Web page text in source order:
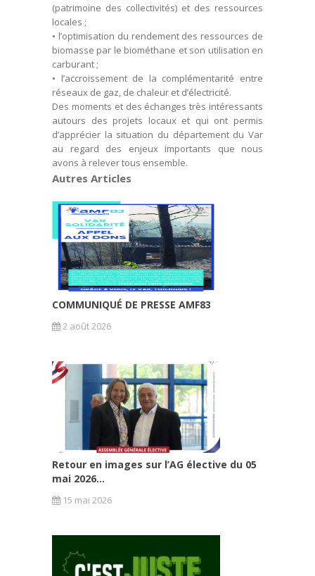
(patrimoine des collectivités) et des ressources
locales ;
• l’optimisation du rendement des ressources de
biomasse par le biométhane et son utilisation en
carburant ;
• l’accroissement de la complémentarité entre
réseaux de gaz, de chaleur et d’électricité.
Des moments et des échanges très intéressants
autours des projets locaux et qui ont permis
d’apprécier la situation du département du Var
au regard des enjeux importants que nous
avons à relever tous ensemble.
Autres Articles
COMMUNIQUÉ DE PRESSE AMF83
2 août 2026
Retour en images sur l’AG élective du 05
mai 2026...
15 mai 2026